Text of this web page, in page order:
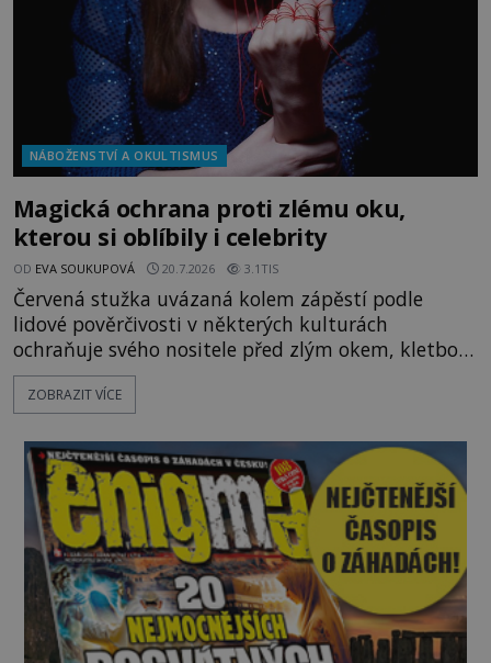
NÁBOŽENSTVÍ A OKULTISMUS
Magická ochrana proti zlému oku,
kterou si oblíbily i celebrity
OD EVA SOUKUPOVÁ 20.7.2026 3.1TIS
Červená stužka uvázaná kolem zápěstí podle
lidové pověrčivosti v některých kulturách
ochraňuje svého nositele před zlým okem, kletbou,
která může přivodit neštěstí či nemoc. S tímto
nenápadným symbolem magické ochrany lze
nebo Leonarda DiCapria. Na Blízkém východě a v
židovských komunitách po celém světě, je
ZOBRAZIT VÍCE